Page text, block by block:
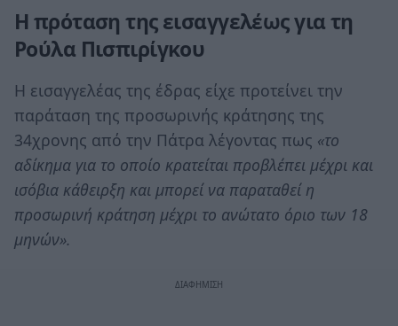
Η πρόταση της εισαγγελέως για τη
Ρούλα Πισπιρίγκου
Η εισαγγελέας της έδρας είχε προτείνει την
παράταση της προσωρινής κράτησης της
34χρονης από την Πάτρα λέγοντας πως «το
αδίκημα για το οποίο κρατείται προβλέπει μέχρι και
ισόβια κάθειρξη και μπορεί να παραταθεί η
προσωρινή κράτηση μέχρι το ανώτατο όριο των 18
μηνών».